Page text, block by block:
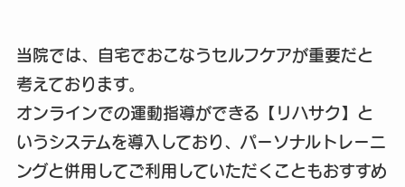
当院では、自宅でおこなうセルフケアが重要だと
考えております。
オンラインでの運動指導ができる【リハサク】と
いうシステムを導入しており、パーソナルトレーニ
ングと併用してご利用していただくこともおすすめ